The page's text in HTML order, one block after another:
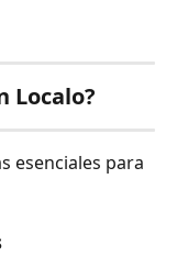
Localo?
esenciales para